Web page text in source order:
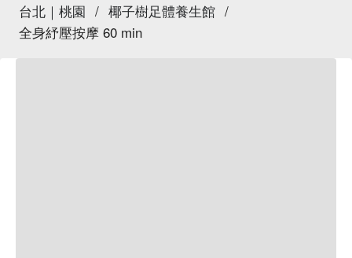
台北｜桃園 / 椰子樹足體養生館 /
全身紓壓按摩 60 min